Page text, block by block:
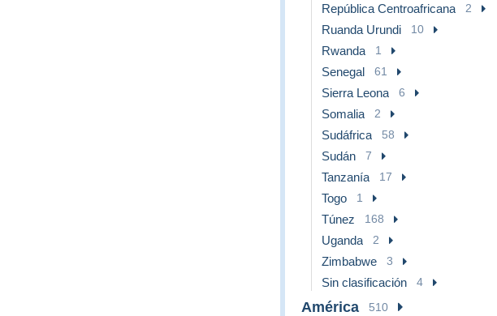
República Centroafricana 2
Ruanda Urundi 10
Rwanda 1
Senegal 61
Sierra Leona 6
Somalia 2
Sudáfrica 58
Sudán 7
Tanzanía 17
Togo 1
Túnez 168
Uganda 2
Zimbabwe 3
Sin clasificación 4
América 510